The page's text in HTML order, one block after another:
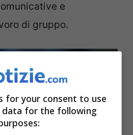
e
di gruppo.
for your consent to use
data for the following